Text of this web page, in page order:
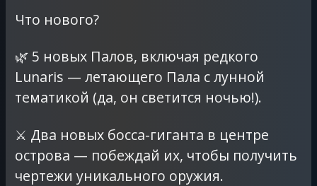
Что нового?
🌿 5 новых Палов, включая редкого
Lunaris — летающего Пала с лунной
тематикой (да, он светится ночью!).
⚔️ Два новых босса-гиганта в центре
острова — побеждай их, чтобы получить
чертежи уникального оружия.